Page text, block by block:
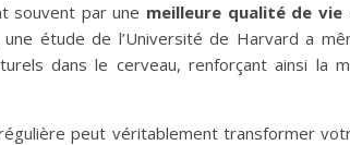
souvent par une meilleure qualité de vie
étude de l’Université de Harvard a
dans le cerveau, renforçant ainsi la
peut véritablement transformer